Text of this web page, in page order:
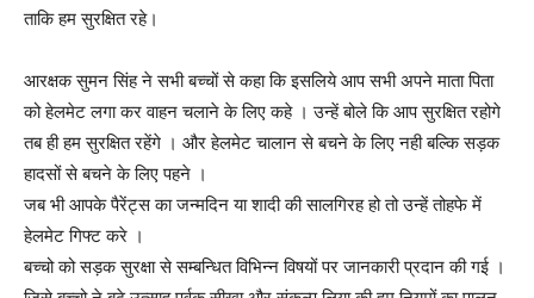
ताकि हम सुरक्षित रहे।
आरक्षक सुमन सिंह ने सभी बच्चों से कहा कि इसलिये आप सभी अपने माता पिता
को हेलमेट लगा कर वाहन चलाने के लिए कहे । उन्हें बोले कि आप सुरक्षित रहोगे
तब ही हम सुरक्षित रहेंगे । और हेलमेट चालान से बचने के लिए नही बल्कि सड़क
हादसों से बचने के लिए पहने ।
जब भी आपके पैरेंट्स का जन्मदिन या शादी की सालगिरह हो तो उन्हें तोहफे में
हेलमेट गिफ्ट करे ।
बच्चो को सड़क सुरक्षा से सम्बन्धित विभिन्न विषयों पर जानकारी प्रदान की गई ।